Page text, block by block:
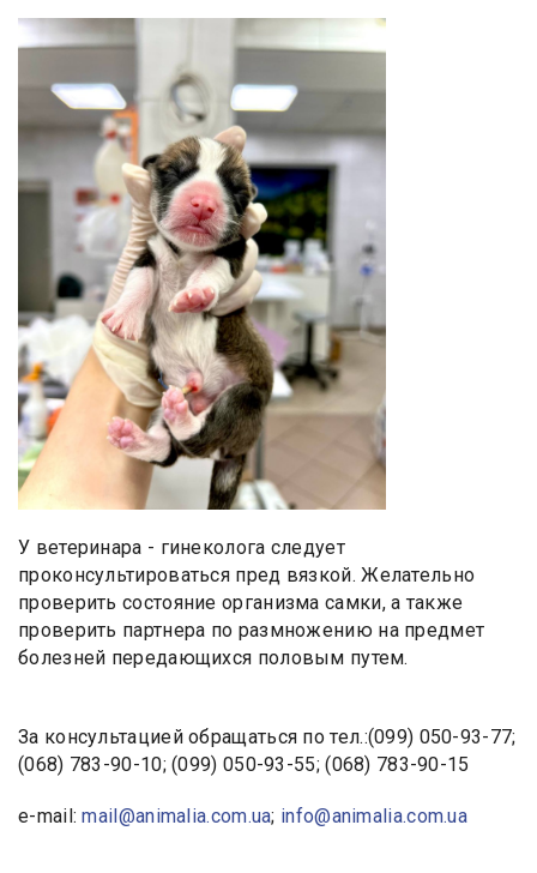
У ветеринара - гинеколога следует
проконсультироваться пред вязкой. Желательно
проверить состояние организма самки, а также
проверить партнера по размножению на предмет
болезней передающихся половым путем.
За консультацией обращаться по тел.:(099) 050-93-77;
(068) 783-90-10; (099) 050-93-55; (068) 783-90-15
e-mail:mail@animalia.com.ua; info@animalia.com.ua